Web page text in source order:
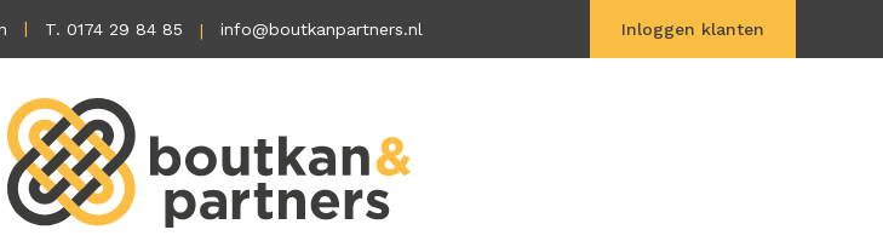
T. 0174 29 84 85 info@boutkanpartners.nl Inloggen klanten